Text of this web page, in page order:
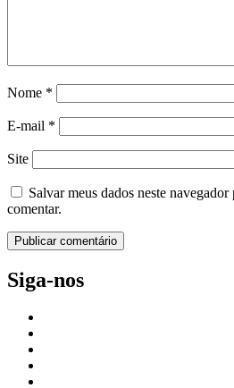
Nome *
E-mail *
Site
Salvar meus dados neste
comentar.
Siga-nos